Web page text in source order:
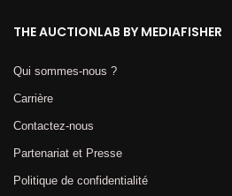
THE AUCTIONLAB BY MEDIAFISHER
Qui sommes-nous ?
Carrière
Contactez-nous
Partenariat et Presse
Politique de confidentialité